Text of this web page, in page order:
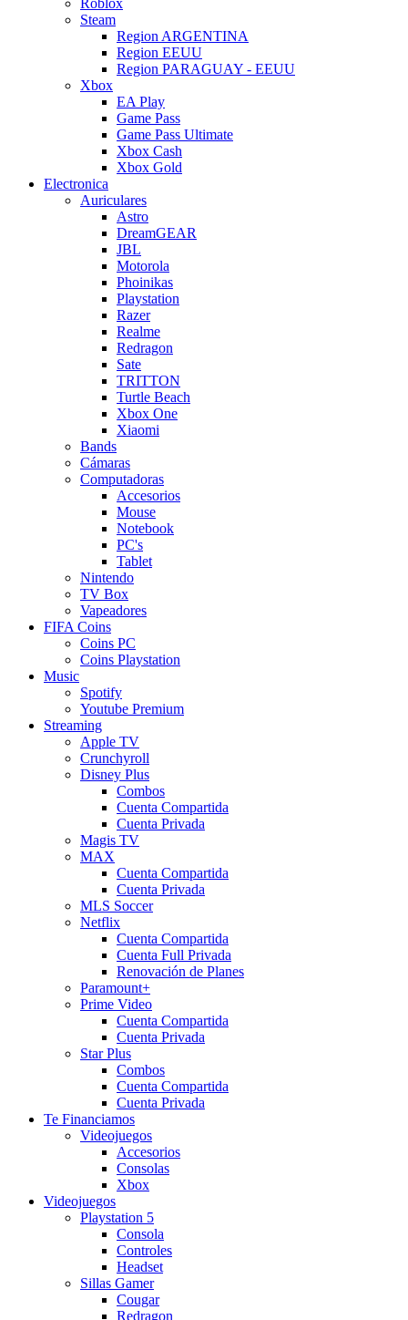
Steam
Region ARGENTINA
Region EEUU
Region PARAGUAY - EEUU
Xbox
EA Play
Game Pass
Game Pass Ultimate
Xbox Cash
Xbox Gold
Electronica
Auriculares
Astro
DreamGEAR
JBL
Motorola
Phoinikas
Playstation
Razer
Realme
Redragon
Sate
TRITTON
Turtle Beach
Xbox One
Xiaomi
Bands
Cámaras
Computadoras
Accesorios
Mouse
Notebook
PC's
Tablet
Nintendo
TV Box
Vapeadores
FIFA Coins
Coins PC
Coins Playstation
Music
Spotify
Youtube Premium
Streaming
Apple TV
Crunchyroll
Disney Plus
Combos
Cuenta Compartida
Cuenta Privada
Magis TV
MAX
Cuenta Compartida
Cuenta Privada
MLS Soccer
Netflix
Cuenta Compartida
Cuenta Full Privada
Renovación de Planes
Paramount+
Prime Video
Cuenta Compartida
Cuenta Privada
Star Plus
Combos
Cuenta Compartida
Cuenta Privada
Te Financiamos
Videojuegos
Accesorios
Consolas
Xbox
Videojuegos
Playstation 5
Consola
Controles
Headset
Sillas Gamer
Cougar
Redragon